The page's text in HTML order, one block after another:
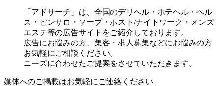
「アドサーチ」は、全国のデリヘル・ホテヘル・ヘル
ス・ピンサロ・ソープ・ホスト/ナイトワーク・メンズ
エステ等の広告サイトをご紹介しております。
広告にお悩みの方、集客・求人募集などにお悩みの方
お気軽にご相談ください。
ニーズに合わせたご提案をさせていただきます。
媒体へのご掲載はお気軽にご連絡ください